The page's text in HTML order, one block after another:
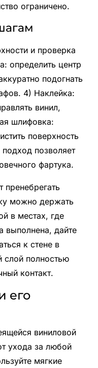
ограничено.
и проверка
определить центр
подогнать
4) Наклейка:
винил,
шлифовка:
поверхность
позволяет
фартука.
пренебрегать
можно держать
в местах, где
выполнена, дайте
к стене в
слой полностью
контакт.
его
виниловой
ухода за любой
мягкие